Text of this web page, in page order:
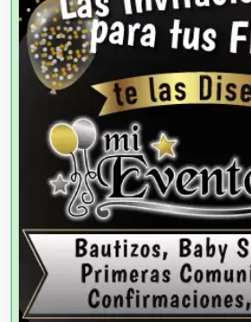
Agencias de Colocación
Agencias de Modelos
Agencias de Publicidad
Agencias de Viajes
Agricultores
Agricultura y Ganadería